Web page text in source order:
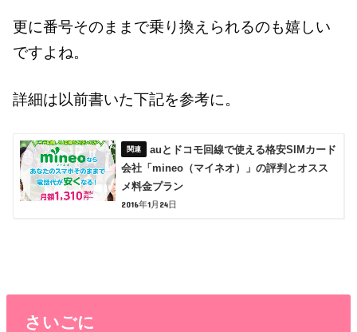
更に番号そのままで乗り換えられるのも嬉しい
ですよね。
詳細は以前書いた下記を参考に。
auとドコモ回線で使える格安SIMカード
会社「mineo（マイネオ）」の評判とオスス
メ料金プラン
2016年1月24日
さいごに